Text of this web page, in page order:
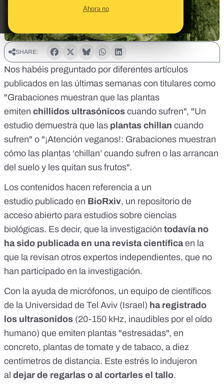
Ahora no
SHARE:
Nos habéis preguntado por diferentes artículos
publicados en las últimas semanas con titulares como
"Grabaciones muestran que las plantas
emiten chillidos ultrasónicos cuando sufren", "Un
estudio demuestra que las plantas chillan cuando
sufren" o "¡Atención veganos!: Grabaciones muestran
cómo las plantas ‘chillan’ cuando sufren o las arrancan
del suelo y les quitan sus frutos".
Los contenidos hacen referencia a un
estudio publicado en BioRxiv, un repositorio de
acceso abierto para estudios sobre ciencias
biológicas. Es decir, que la investigación todavía no
ha sido publicada en una revista científicaen la
que la revisan otros expertos independientes, que no
han participado en la investigación.
Con la ayuda de micrófonos, un equipo de científicos
de la Universidad de Tel Aviv (Israel) ha registrado
los ultrasonidos (20-150 kHz, inaudibles por el oído
humano) que emiten plantas "estresadas", en
concreto, plantas de tomate y de tabaco, a diez
centímetros de distancia. Este estrés lo indujeron
al dejar de regarlas o al cortarles el tallo.